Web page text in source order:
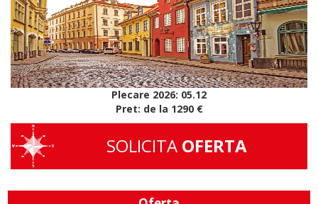
Plecare 2026: 05.12
Pret: de la 1290 €
SOLICITA OFERTA